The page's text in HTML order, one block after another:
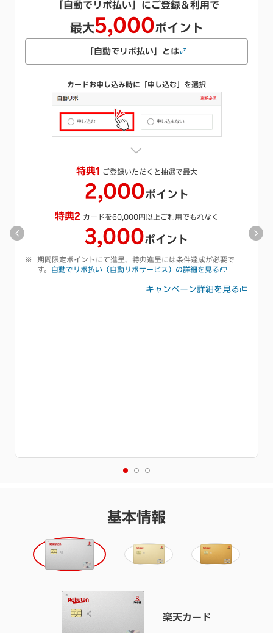
キャッシング枠をご希望で
最大1,000ポイント
キャッシングとは
カードお申し込み時にご希望のご利用可能枠を選択
キャッシング枠をご希望いただくと抽選で最大
1,000ポイント
期間限定ポイントにて進呈、特典進呈には条件達成が必要で
キャンペーン詳細を見る
初利用キャンペーンも同時開催中
基本情報
楽天カード